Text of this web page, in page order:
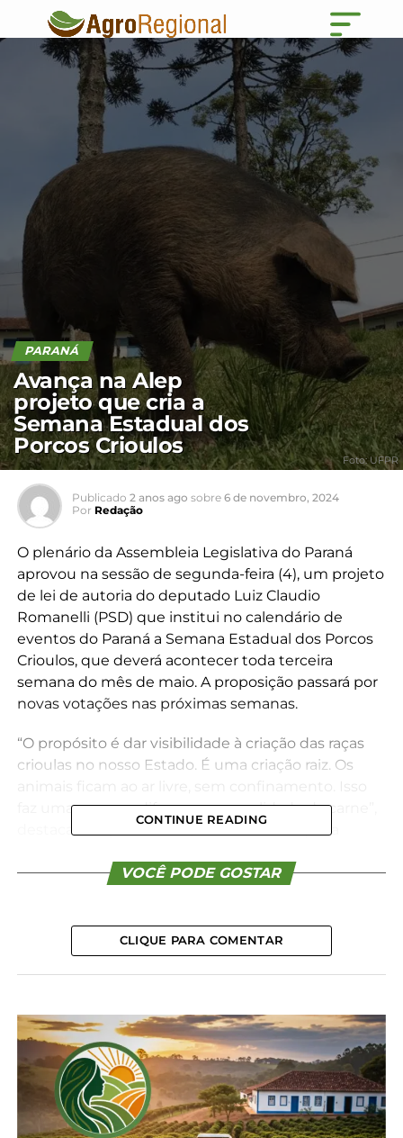
PARANÁ
Avança na Alep
projeto que cria a
Semana Estadual dos
Porcos Crioulos
Foto: UFPR
Publicado 2 anos ago sobre 6 de novembro, 2024
Por Redação
O plenário da Assembleia Legislativa do Paraná
aprovou na sessão de segunda-feira (4), um projeto
de lei de autoria do deputado Luiz Claudio
Romanelli (PSD) que institui no calendário de
eventos do Paraná a Semana Estadual dos Porcos
Crioulos, que deverá acontecer toda terceira
semana do mês de maio. A proposição passará por
novas votações nas próximas semanas.
“O propósito é dar visibilidade à criação das raças
crioulas no nosso Estado. É uma criação raiz. Os
faz uma enorme diferença na qualidade da carne”,
destaca o deputado. Ele, ressalta ainda que a
pesquisadores que trabalham no resgate de raças
porcos crioulos no Paraná”.
Segundo Romanelli, o Legislativo também analisa
transformar o Porco Moura em patrimônio
histórico, cultural e genético do Paraná. “Porcos da
raça Moura foram fundamentais no nosso Estado,
mas com a aceleração da agroindústria, perdeu
espaço. Hoje, há dezenas de criadores e
pesquisadores envolvidos no resgate da raça”,
CONTINUE READING
VOCÊ PODE GOSTAR
CLIQUE PARA COMENTAR